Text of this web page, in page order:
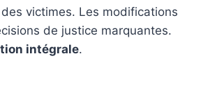
victimes. Les modifications
de justice marquantes.
intégrale.